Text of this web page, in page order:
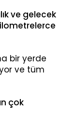
ve gelecek
bir yerde
ve tüm
çok